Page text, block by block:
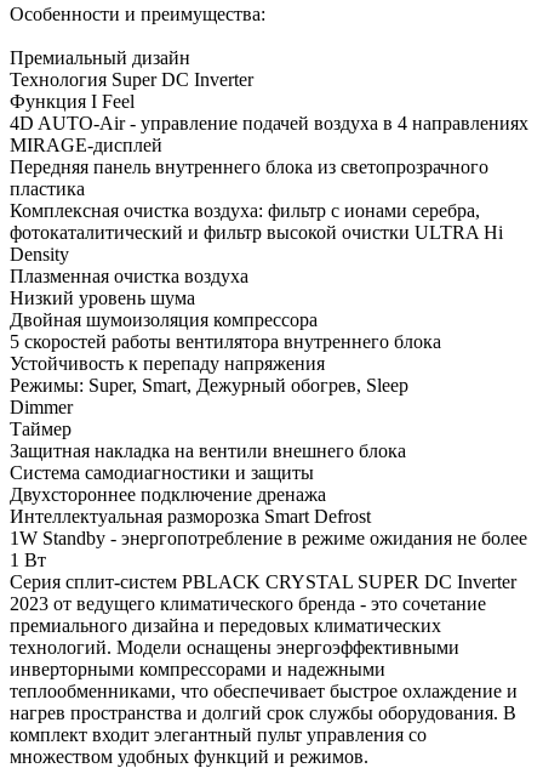
Особенности и преимущества:
Премиальный дизайн
Технология Super DC Inverter
Функция I Feel
4D AUTO-Air - управление подачей воздуха в 4 направлениях
MIRAGE-дисплей
Передняя панель внутреннего блока из светопрозрачного
пластика
Комплексная очистка воздуха: фильтр с ионами серебра,
фотокаталитический и фильтр высокой очистки ULTRA Hi
Density
Плазменная очистка воздуха
Низкий уровень шума
Двойная шумоизоляция компрессора
5 скоростей работы вентилятора внутреннего блока
Устойчивость к перепаду напряжения
Режимы: Super, Smart, Дежурный обогрев, Sleep
Dimmer
Таймер
Защитная накладка на вентили внешнего блока
Система самодиагностики и защиты
Двухстороннее подключение дренажа
Интеллектуальная разморозка Smart Defrost
1W Standby - энергопотребление в режиме ожидания не более
1 Вт
Серия сплит-систем PBLACK CRYSTAL SUPER DC Inverter
2023 от ведущего климатического бренда - это сочетание
премиального дизайна и передовых климатических
технологий. Модели оснащены энергоэффективными
инверторными компрессорами и надежными
теплообменниками, что обеспечивает быстрое охлаждение и
нагрев пространства и долгий срок службы оборудования. В
комплект входит элегантный пульт управления со
множеством удобных функций и режимов.